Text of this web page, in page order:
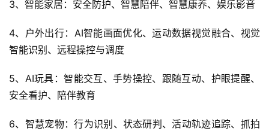
3、智能家居：安全防护、智慧陪伴、智慧康养、娱乐影音
4、户外出行：AI智能画面优化、运动数据视觉融合、视觉
智能识别、远程操控与调度
5、AI玩具：智能交互、手势操控、跟随互动、护眼提醒、
安全看护、陪伴教育
6、智慧宠物：行为识别、状态研判、活动轨迹追踪、抓拍